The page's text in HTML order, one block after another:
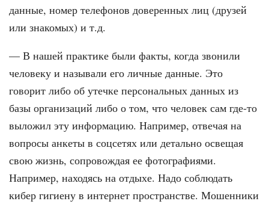
данные, номер те­лефонов доверенных лиц (друзей
или знакомых) и т.д.
— В нашей практике были факты, ког­да звонили
человеку и называли его личные данные. Это
говорит либо об утечке персональных данных из
базы организаций либо о том, что человек сам где-то
выложил эту информацию. Например, отвечая на
вопросы анке­ты в соцсетях или детально освещая
свою жизнь, сопровождая ее фотогра­фиями.
Например, находясь на отдыхе. Надо соблюдать
кибер гигиену в интер­нет пространстве. Мошенники